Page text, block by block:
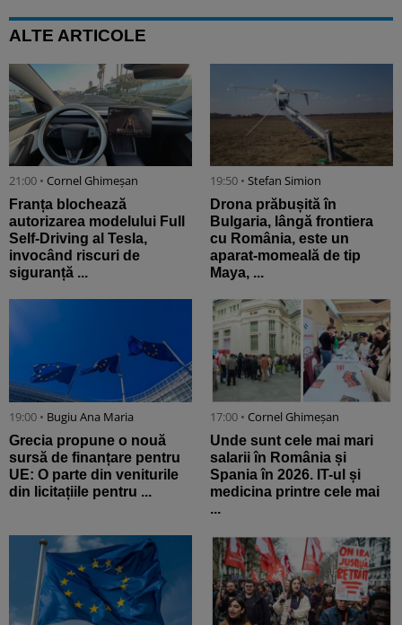
ALTE ARTICOLE
21:00 • Cornel Ghimeșan
Franța blochează
autorizarea modelului Full
Self-Driving al Tesla,
invocând riscuri de
siguranță ...
19:50 • Stefan Simion
Drona prăbușită în
Bulgaria, lângă frontiera
cu România, este un
aparat-momeală de tip
Maya, ...
19:00 • Bugiu ⁠Ana Maria
Grecia propune o nouă
sursă de finanțare pentru
UE: O parte din veniturile
din licitațiile pentru ...
17:00 • Cornel Ghimeșan
Unde sunt cele mai mari
salarii în România și
Spania în 2026. IT-ul și
medicina printre cele mai
...